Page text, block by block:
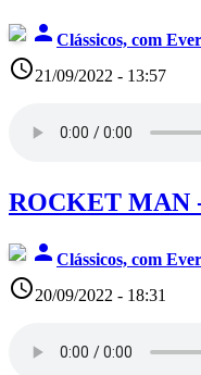
person Clássicos, com
access_time21/09/2022 - 13:57
ROCKET MAN
person Clássicos, com
access_time20/09/2022 - 18:31